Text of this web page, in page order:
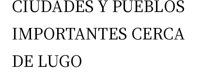
CIUDADES Y PUEBLOS
IMPORTANTES CERCA
DE LUGO